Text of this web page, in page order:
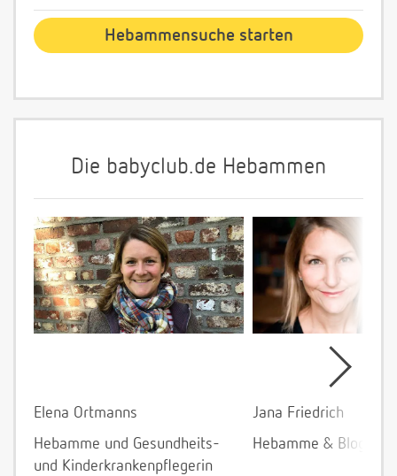
Die babyclub.de Hebammen
Elena Ortmanns
Hebamme und Gesundheits-
und Kinderkrankenpflegerin
Jana Friedrich
Hebamme &